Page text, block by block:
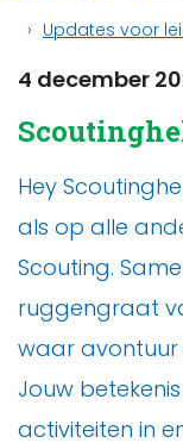
Updates voor
4 december
Hey
als op alle
Scouting.
ruggengraat
waar avontuur
Jouw
activiteiten in